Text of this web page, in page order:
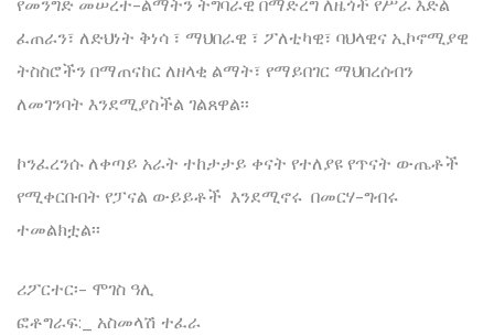
የመንግድ መሠረተ-ልማትን ትግባራዊ በማድረግ ለዜጎች የሥራ እድል
ፈጠራን፣ ለድህነት ቅነሳ ፣ ማህበራዊ ፣ ፖለቲካዊ፣ ባህላዊና ኢኮኖሚያዊ
ትስስሮችን በማጠናከር ለዘላቂ ልማት፣ የማይበገር ማህበረሰብን
ለመገንባት እንደሚያስችል ገልጸዋል፡፡
ኮንፈረንሱ ለቀጣይ አራት ተከታታይ ቀናት የተለያዩ የጥናት ውጤቶች
የሚቀርቡበት የፓናል ውይይቶች እንደሚኖሩ በመርሃ-ግብሩ
ተመልክቷል፡፡
ሪፖርተር፡- ሞገስ ዓሊ
ፎቶግራፍ:_ አስመላሽ ተፈራ